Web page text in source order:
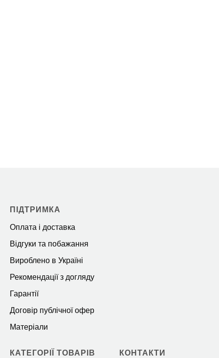
ПІДТРИМКА
Оплата і доставка
Відгуки та побажання
Вироблено в Україні
Рекомендації з догляду
Гарантії
Договір публічної офер
Матеріали
КАТЕГОРІЇ ТОВАРІВ КОНТАКТИ